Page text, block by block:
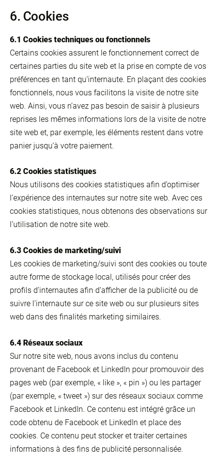
6. Cookies
6.1 Cookies techniques ou fonctionnels
Certains cookies assurent le fonctionnement correct de
certaines parties du site web et la prise en compte de vos
préférences en tant qu’internaute. En plaçant des cookies
fonctionnels, nous vous facilitons la visite de notre site
web. Ainsi, vous n’avez pas besoin de saisir à plusieurs
reprises les mêmes informations lors de la visite de notre
site web et, par exemple, les éléments restent dans votre
panier jusqu’à votre paiement.
6.2 Cookies statistiques
Nous utilisons des cookies statistiques afin d’optimiser
l’expérience des internautes sur notre site web. Avec ces
cookies statistiques, nous obtenons des observations sur
l’utilisation de notre site web.
6.3 Cookies de marketing/suivi
Les cookies de marketing/suivi sont des cookies ou toute
autre forme de stockage local, utilisés pour créer des
profils d’internautes afin d’afficher de la publicité ou de
suivre l’internaute sur ce site web ou sur plusieurs sites
web dans des finalités marketing similaires.
6.4 Réseaux sociaux
Sur notre site web, nous avons inclus du contenu
provenant de Facebook et LinkedIn pour promouvoir des
pages web (par exemple, « like », « pin ») ou les partager
(par exemple, « tweet ») sur des réseaux sociaux comme
Facebook et LinkedIn. Ce contenu est intégré grâce un
code obtenu de Facebook et LinkedIn et place des
cookies. Ce contenu peut stocker et traiter certaines
informations à des fins de publicité personnalisée.